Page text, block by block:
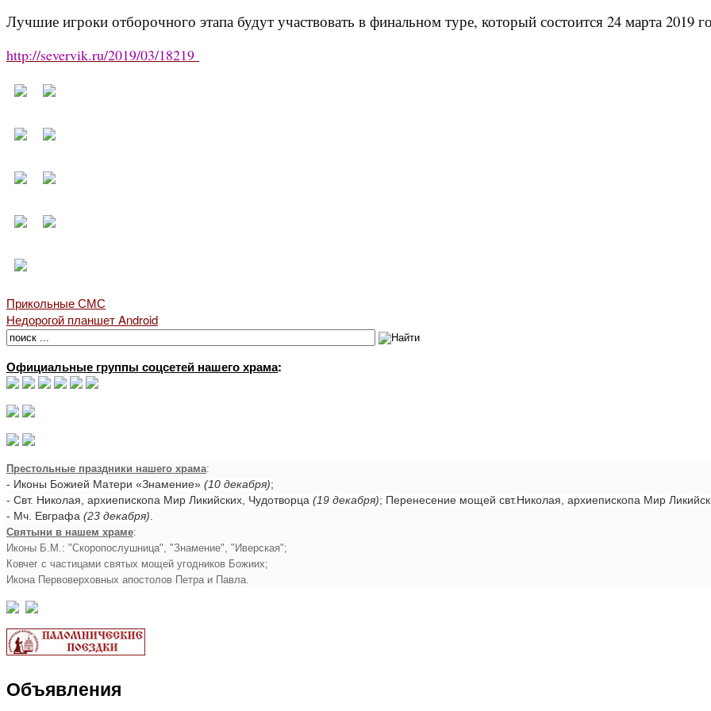
Лучшие игроки отборочного этапа будут участвовать в финальном туре, который состоится 24 марта 2019
http://severvik.ru/2019/03/18219
Прикольные СМС
Недорогой планшет Android
Официальные группы соцсетей нашего храма:
Престольные праздники нашего храма:
- Иконы Божией Матери «Знамение» (10 декабря);
- Свт. Николая, архиепископа Мир Ликийских, Чудотворца (19 декабря); Перенесение мощей свт.Николая, архиепископа Мир
- Мч. Евграфа (23 декабря)
Святыни в нашем храме:
Иконы Б.М.: "Скоропослушница", "Знамение", "Иверская";
Ковчег с частицами святых мощей угодников Божиих;
Икона Первоверховных апостолов Петра и Павла.
Объявления